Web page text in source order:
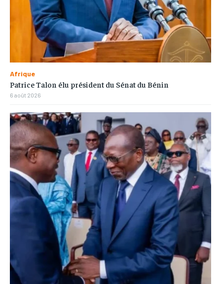
Afrique
Patrice Talon élu président du Sénat du Bénin
6 août 2026